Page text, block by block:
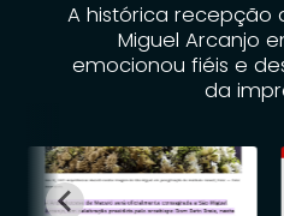
A histórica recepção
Miguel Arcanjo
emocionou fiéis e
da